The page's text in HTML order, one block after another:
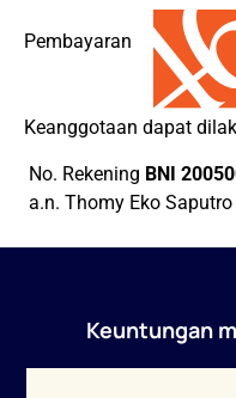
Pembayaran
Keanggotaan dapat
No. Rekening BNI
a.n. Thomy Eko
Keuntungan